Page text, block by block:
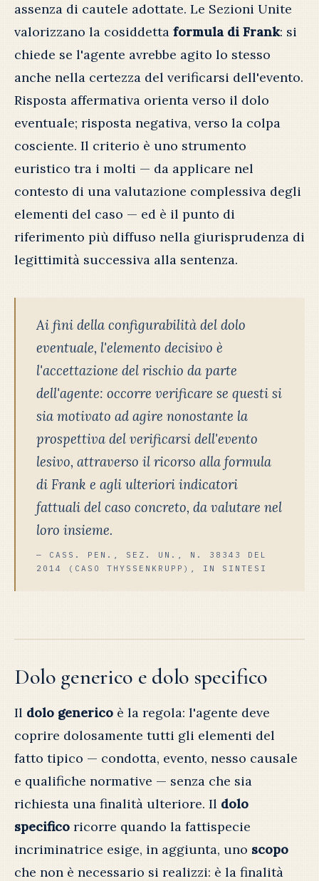
assenza di cautele adottate. Le Sezioni Unite
valorizzano la cosiddetta formula di Frank: si
chiede se l'agente avrebbe agito lo stesso
anche nella certezza del verificarsi dell'evento.
Risposta affermativa orienta verso il dolo
eventuale; risposta negativa, verso la colpa
cosciente. Il criterio è uno strumento
euristico tra i molti — da applicare nel
contesto di una valutazione complessiva degli
elementi del caso — ed è il punto di
riferimento più diffuso nella giurisprudenza di
legittimità successiva alla sentenza.
Ai fini della configurabilità del dolo
eventuale, l'elemento decisivo è
l'accettazione del rischio da parte
dell'agente: occorre verificare se questi si
sia motivato ad agire nonostante la
prospettiva del verificarsi dell'evento
lesivo, attraverso il ricorso alla formula
di Frank e agli ulteriori indicatori
fattuali del caso concreto, da valutare nel
loro insieme.
— CASS. PEN., SEZ. UN., N. 38343 DEL
2014 (CASO THYSSENKRUPP), IN SINTESI
Dolo generico e dolo specifico
Il dolo generico è la regola: l'agente deve
coprire dolosamente tutti gli elementi del
fatto tipico — condotta, evento, nesso causale
e qualifiche normative — senza che sia
richiesta una finalità ulteriore. Il dolo
specifico ricorre quando la fattispecie
incriminatrice esige, in aggiunta, uno scopo
che non è necessario si realizzi: è la finalità